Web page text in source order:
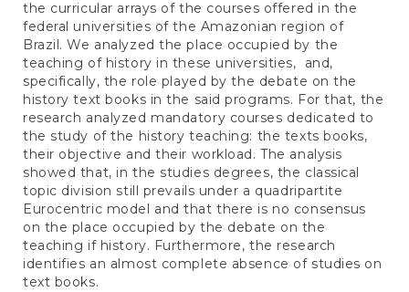
the curricular arrays of the courses offered in the
federal universities of the Amazonian region of
Brazil. We analyzed the place occupied by the
teaching of history in these universities, and,
specifically, the role played by the debate on the
history text books in the said programs. For that, the
research analyzed mandatory courses dedicated to
the study of the history teaching: the texts books,
their objective and their workload. The analysis
showed that, in the studies degrees, the classical
topic division still prevails under a quadripartite
Eurocentric model and that there is no consensus
on the place occupied by the debate on the
teaching if history. Furthermore, the research
identifies an almost complete absence of studies on
text books.